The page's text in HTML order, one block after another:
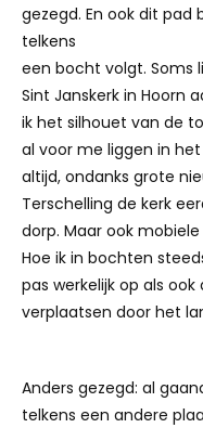
gezegd. En ook dit
telkens
een bocht volgt. Soms
Sint Janskerk in Hoorn
ik het silhouet van de
al voor me liggen in
altijd, ondanks grote
Terschelling de kerk
dorp. Maar ook
Hoe ik in bochten
pas werkelijk op als
verplaatsen door het
Anders gezegd: al
telkens een andere